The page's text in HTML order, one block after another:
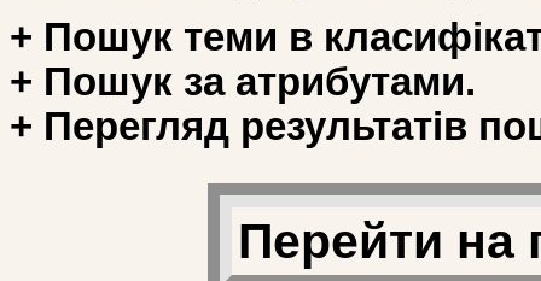
+ Пошук теми в
+ Пошук за атрибутами.
+ Перегляд результатів
Перейти на